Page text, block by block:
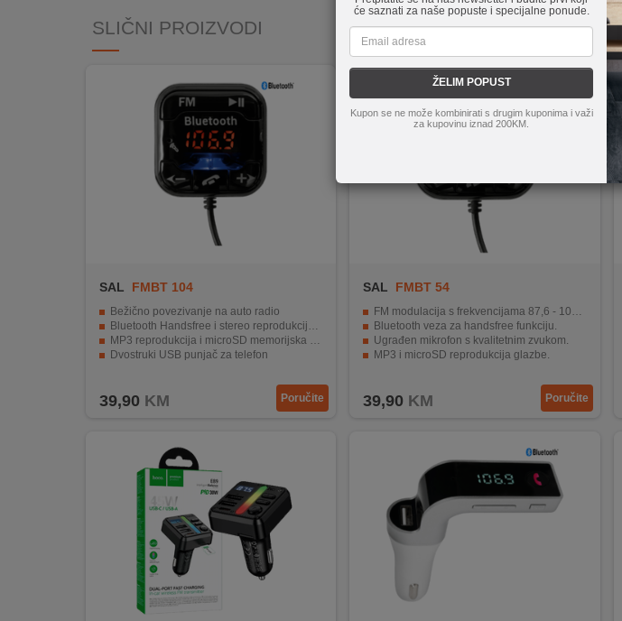
INOSTRANSTVA
UČINKOVITOSTI
će saznati za naše popuste i specijalne ponude.
ŽELIM POPUST
Kupon se ne može kombinirati s drugim kuponima i važi
za kupovinu iznad 200KM.
SLIČNI PROIZVODI
SAL FMBT 104
Bežično povezivanje na auto radio
Bluetooth Handsfree i stereo reprodukcija glazbe
MP3 reprodukcija i microSD memorijska kartica
Dvostruki USB punjač za telefon
39,90 KM Poručite
SAL FMBT 54
FM modulacija s frekvencijama 87,6 - 107,9 MHz.
Bluetooth veza za handsfree funkciju.
Ugrađen mikrofon s kvalitetnim zvukom.
MP3 i microSD reprodukcija glazbe.
39,90 KM Poručite